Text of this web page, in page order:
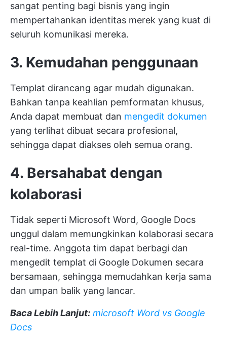
sangat penting bagi bisnis yang ingin
mempertahankan identitas merek yang kuat di
seluruh komunikasi mereka.
3. Kemudahan penggunaan
Templat dirancang agar mudah digunakan.
Bahkan tanpa keahlian pemformatan khusus,
Anda dapat membuat dan mengedit dokumen
yang terlihat dibuat secara profesional,
sehingga dapat diakses oleh semua orang.
4. Bersahabat dengan
kolaborasi
Tidak seperti Microsoft Word, Google Docs
unggul dalam memungkinkan kolaborasi secara
real-time. Anggota tim dapat berbagi dan
mengedit templat di Google Dokumen secara
bersamaan, sehingga memudahkan kerja sama
dan umpan balik yang lancar.
Baca Lebih Lanjut: microsoft Word vs Google
Docs